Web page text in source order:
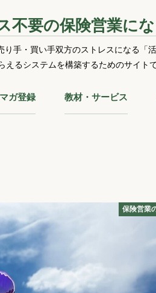
不要の保険営業に
手・買い手双方のストレスになる「
えるシステムを構築するためのサイトで
ガ登録 教材・サービス
保険営業